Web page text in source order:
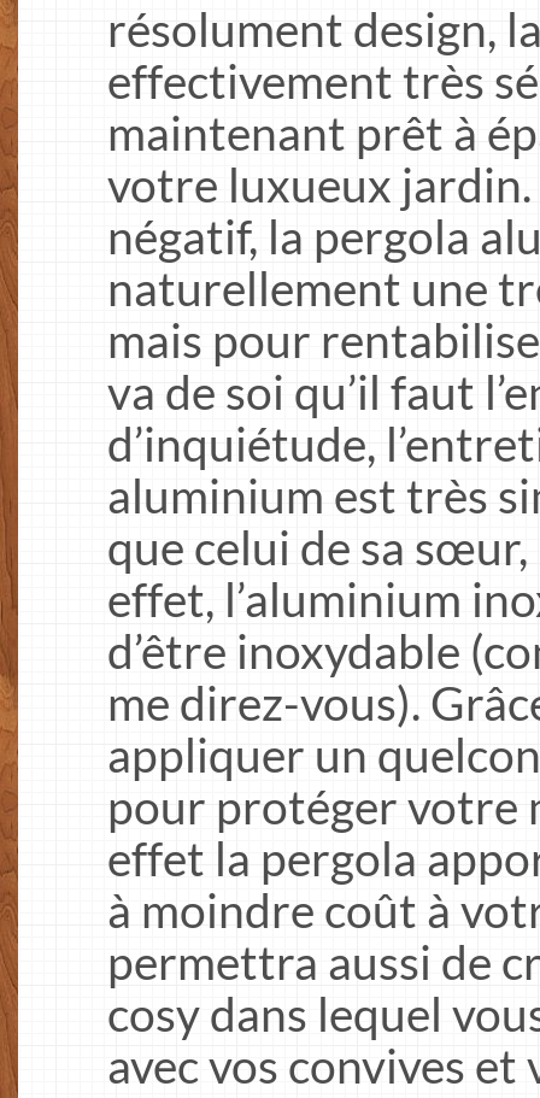
résolument design,
effectivement très
maintenant prêt à
votre luxueux
négatif, la pergola
naturellement une
mais pour
va de soi qu’il faut
d’inquiétude,
aluminium est très
que celui de sa
effet, l’aluminium
d’être inoxydable
me direz-vous).
appliquer un
pour protéger
effet la pergola
à moindre coût à
permettra aussi de
cosy dans lequel
avec vos convives et